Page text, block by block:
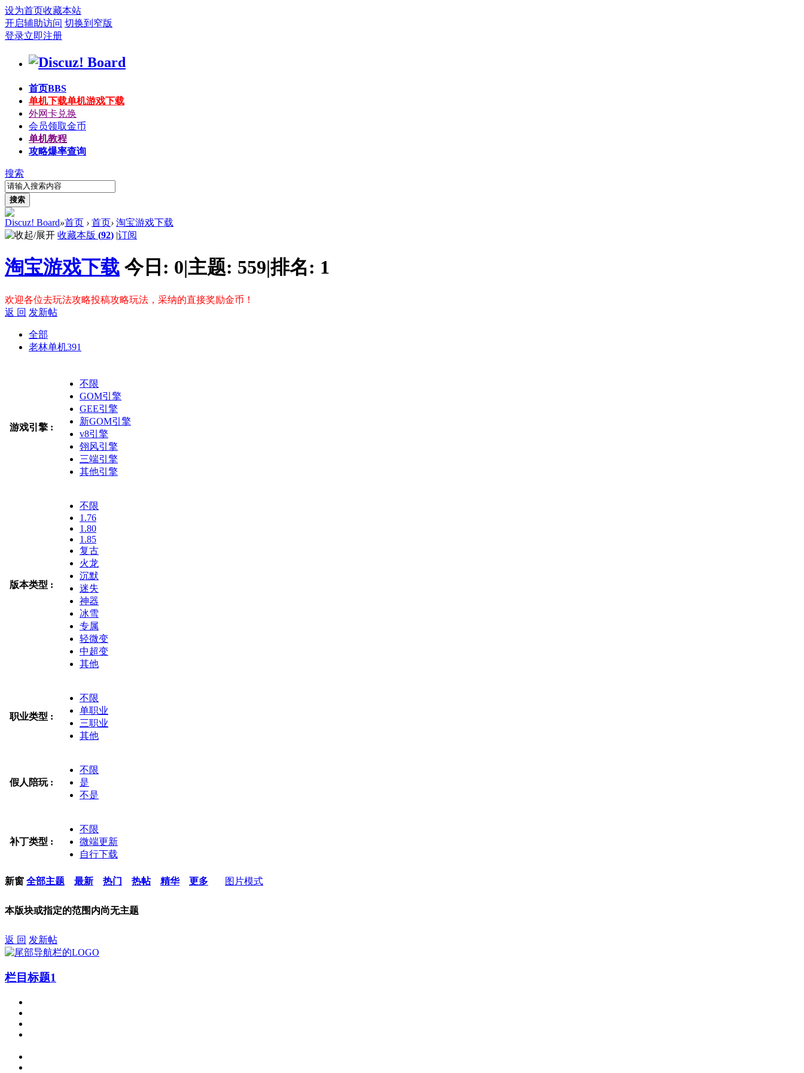
设为首页收藏本站
开启辅助访问 切换到窄版
登录立即注册
首页BBS
单机下载单机游戏下载
外网卡兑换
会员领取金币
单机教程
攻略爆率查询
搜索
搜索
Discuz! Board»首页 › 首页› 淘宝游戏下载
收藏本版 (92) |订阅
淘宝游戏下载 今日: 0|主题: 559|排名: 1
欢迎各位去玩法攻略投稿攻略玩法，采纳的直接奖励金币！
返 回 发新帖
全部
老林单机391
游戏引擎 :
不限
GOM引擎
GEE引擎
新GOM引擎
v8引擎
翎风引擎
三端引擎
其他引擎
版本类型 :
不限
1.76
1.80
1.85
复古
火龙
沉默
迷失
神器
冰雪
专属
轻微变
中超变
其他
职业类型 :
不限
单职业
三职业
其他
假人陪玩 :
不限
是
不是
补丁类型 :
不限
微端更新
自行下载
新窗 全部主题 最新 热门 热帖 精华 更多 图片模式
本版块或指定的范围内尚无主题
返 回 发新帖
栏目标题1